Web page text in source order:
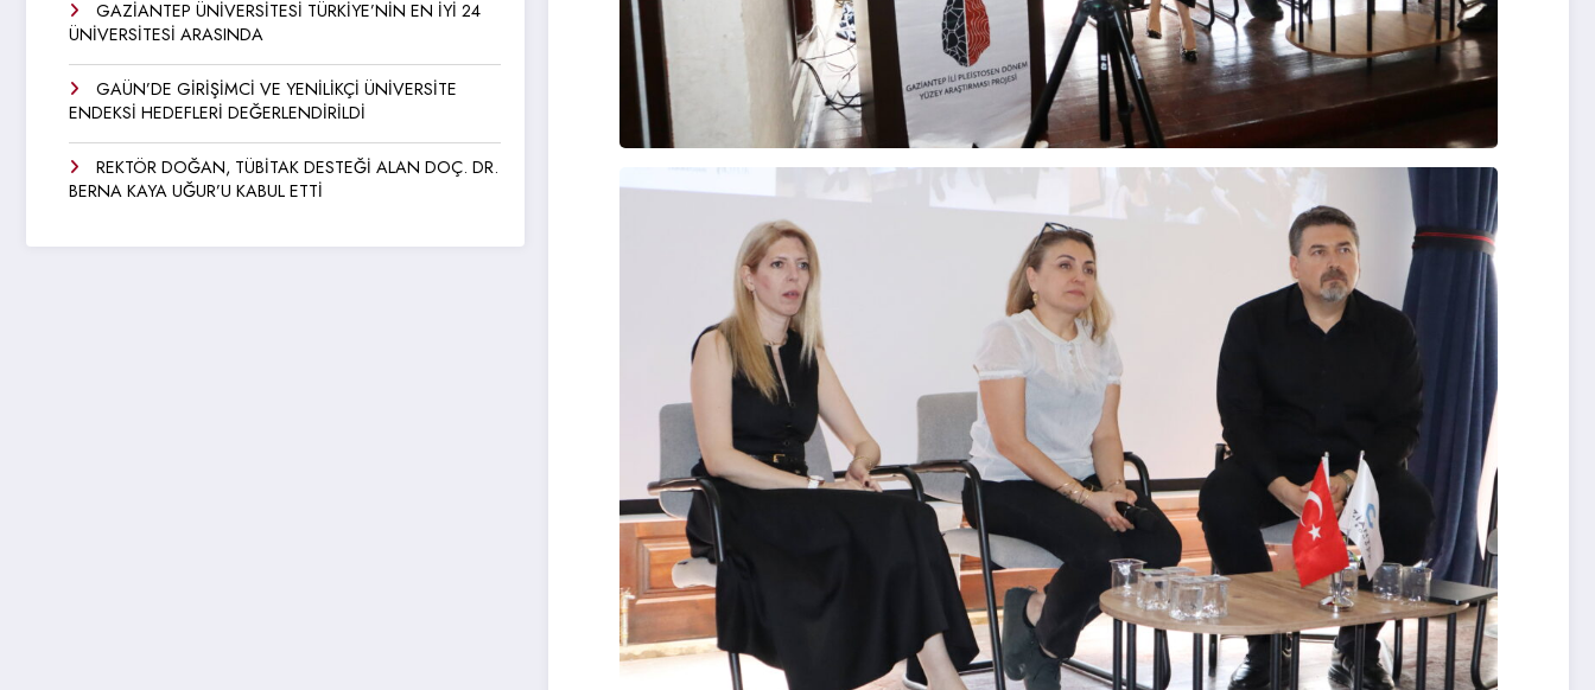
GAZİANTEP ÜNİVERSİTESİ TÜRKİYE’NİN EN İYİ 24
ÜNİVERSİTESİ ARASINDA
GAÜN’DE GİRİŞİMCİ VE YENİLİKÇİ ÜNİVERSİTE
ENDEKSİ HEDEFLERİ DEĞERLENDİRİLDİ
REKTÖR DOĞAN, TÜBİTAK DESTEĞİ ALAN DOÇ. DR.
BERNA KAYA UĞUR’U KABUL ETTİ